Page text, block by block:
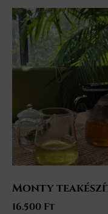
Monty
16.500 Ft